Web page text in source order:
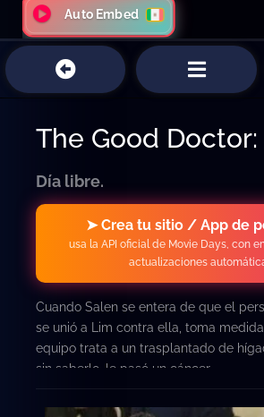
Auto Embed
The Good Doctor:
Día libre.
➤ Crea tu sitio / App de
usa la API oficial de Movie Days, con
actualizaciones
Cuando Salen se entera de que el
se unió a Lim contra ella, toma
equipo trata a un trasplantado de
sin saberlo, le pasó un cáncer.